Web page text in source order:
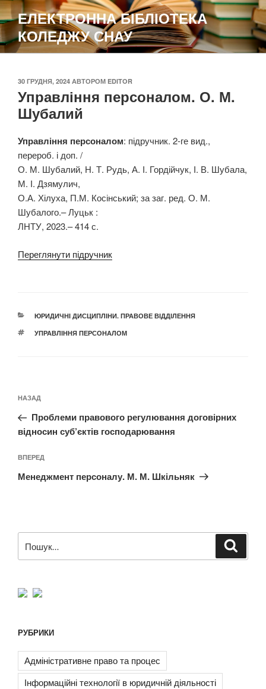
Перейти
до
вмісту
ЕЛЕКТРОННА БІБЛІОТЕКА
КОЛЕДЖУ СНАУ
ОПУБЛІКОВАНО
30 ГРУДНЯ, 2024 АВТОРОМ EDITOR
Управління персоналом. О. М.
Шубалий
Управління персоналом: підручник. 2-ге вид.,
перероб. і доп. /
О. М. Шубалий, Н. Т. Рудь, А. І. Гордійчук, І. В. Шубала,
М. І. Дзямулич,
О.А. Хілуха, П.М. Косінський; за заг. ред. О. М.
Шубалого.– Луцьк :
ЛНТУ, 2023.– 414 с.
Переглянути підручник
КАТЕГОРІЇ
ЮРИДИЧНІ ДИСЦИПЛІНИ. ПРАВОВЕ ВІДДІЛЕННЯ
ПОЗНАЧКИ
УПРАВЛІННЯ ПЕРСОНАЛОМ
записів
Попередній
запис:
НАЗАД
Проблеми правового регулювання договірних
відносин суб’єктів господарювання
Наступний
запис
ВПЕРЕД
Менеджмент персоналу. М. М. Шкільняк
за
РУБРИКИ
Адміністративне право та процес
Інформаційні технології в юридичній діяльності